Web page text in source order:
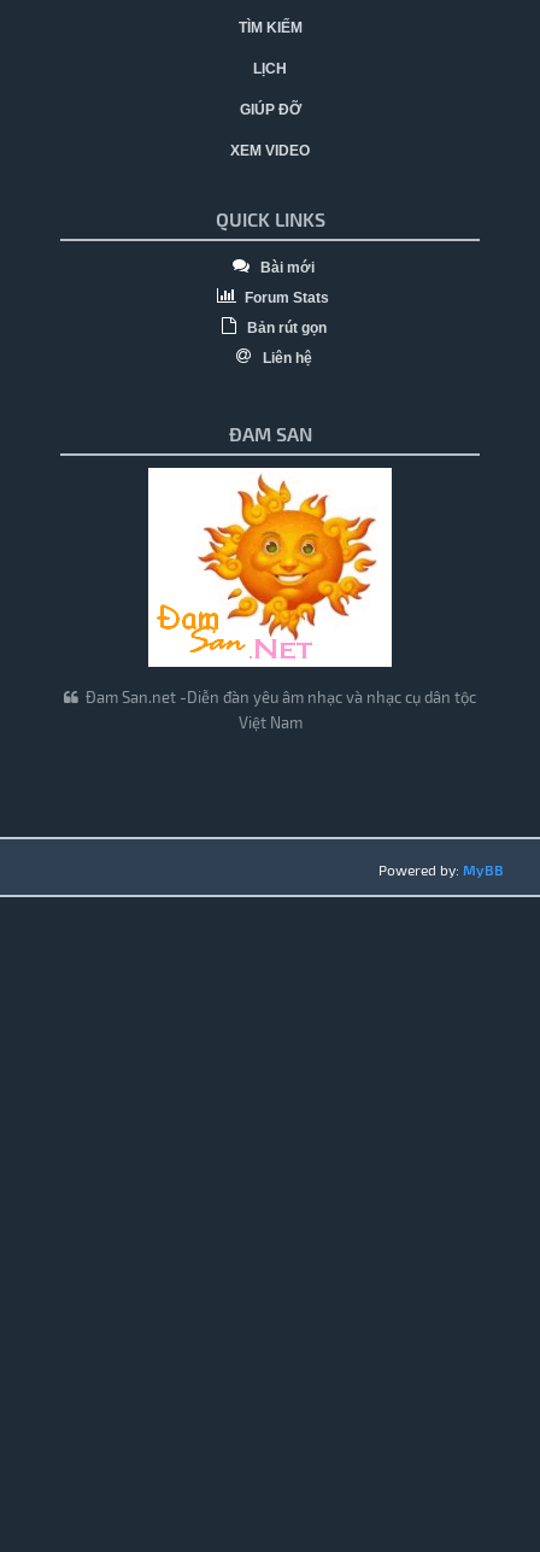
TÌM KIẾM
LỊCH
GIÚP ĐỠ
XEM VIDEO
QUICK LINKS
Bài mới
Forum Stats
Bản rút gọn
Liên hệ
ĐAM SAN
Đam San.net -Diễn đàn yêu âm nhạc và nhạc cụ dân tộc
Việt Nam
Powered by: MyBB